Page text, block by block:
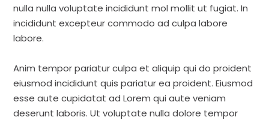
nulla nulla voluptate incididunt mol mollit ut fugiat. In
incididunt excepteur commodo ad culpa labore
labore.
Anim tempor pariatur culpa et aliquip qui do proident
eiusmod incididunt quis pariatur ea proident. Eiusmod
esse aute cupidatat ad Lorem qui aute veniam
deserunt laboris. Ut voluptate nulla dolore tempor